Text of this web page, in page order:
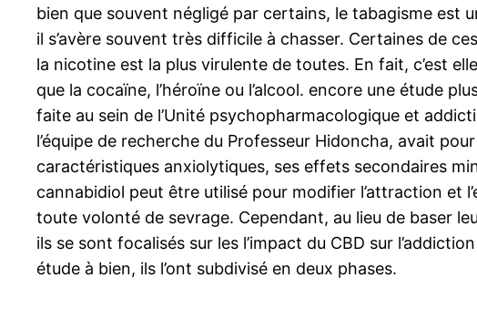
bien que souvent négligé par certains, le tabagisme est
il s’avère souvent très difficile à chasser. Certaines de
la nicotine est la plus virulente de toutes. En fait, c’est
que la cocaïne, l’héroïne ou l’alcool. encore une étude
faite au sein de l’Unité psychopharmacologique et
l’équipe de recherche du Professeur Hidoncha, avait
caractéristiques anxiolytiques, ses effets secondaires
cannabidiol peut être utilisé pour modifier l’attraction et
toute volonté de sevrage. Cependant, au lieu de baser
ils se sont focalisés sur les l’impact du CBD sur
étude à bien, ils l’ont subdivisé en deux phases.